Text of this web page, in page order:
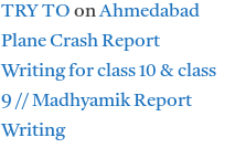
TRY TO onAhmedabad
Plane Crash Report
Writing for class 10 & class
9 // Madhyamik Report
Writing